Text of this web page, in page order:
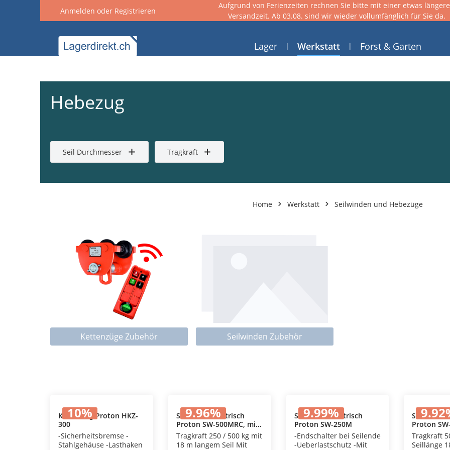
Zur Hauptnavigation springen
Anmelden oder Registrieren
Aufgrund von Ferienzeiten rechnen Sie bitte mit einer etwas
Versandzeit. Ab 03.08. sind wir wieder vollumfänglich für Sie da.
Lager Werkstatt Forst & Garten
Hebezug
Seil Durchmesser Tragkraft
Home Werkstatt Seilwinden und Hebezüge
Kettenzüge Zubehör Seilwinden Zubehör
10%
Kettenzug Proton HKZ-
300
-Sicherheitsbremse -
Stahlgehäuse -Lasthaken
9.96%
In den Warenkorb
Seilwinde elektrisch
Proton SW-500MRC, mit
Fernbedienung
Tragkraft 250 / 500 kg mit
18 m langem Seil Mit
9.99%
In den Warenkorb
Seilwinde elektrisch
Proton SW-250M
-Endschalter bei Seilende
-Ueberlastschutz -Mit
9.92
In
Seilwinde
Proton
Tragkraft
Seillänge